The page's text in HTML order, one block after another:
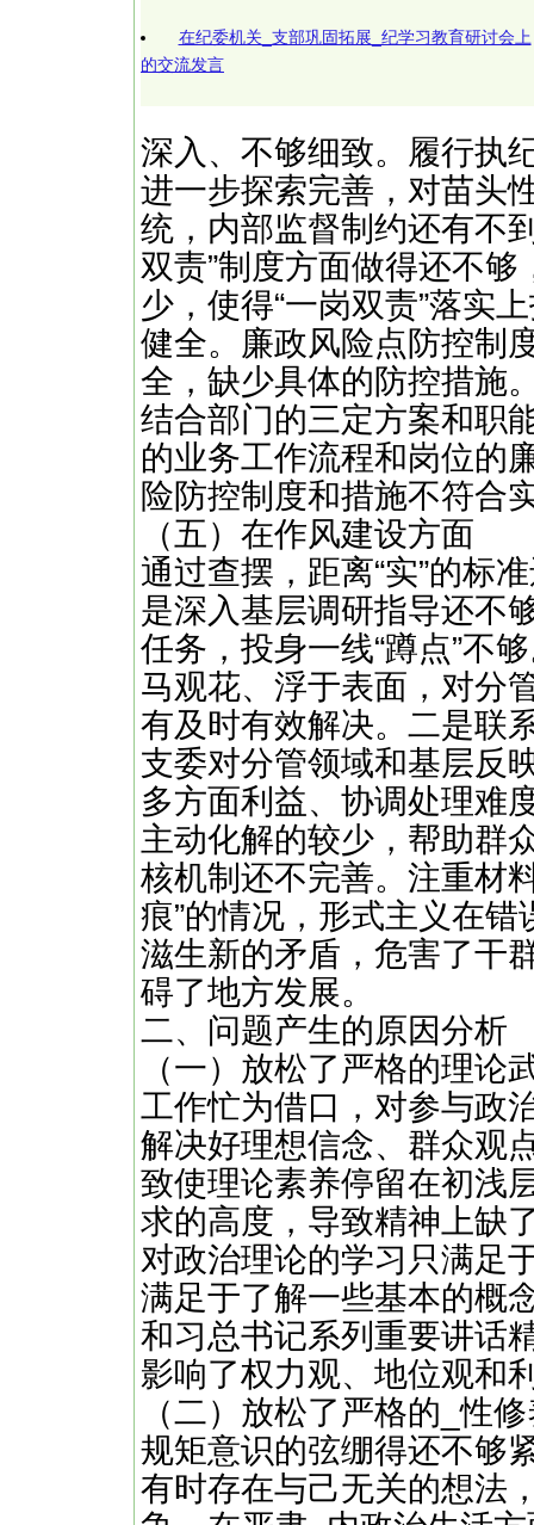
在纪委机关_支部巩固拓展_纪学习教育研讨会上
的交流发言
深入、不够细致。履行执
进一步探索完善，对苗头
统，内部监督制约还有不
双责”制度方面做得还不
少，使得“一岗双责”落实
健全。廉政风险点防控制
全，缺少具体的防控措施
结合部门的三定方案和职
的业务工作流程和岗位的
险防控制度和措施不符合
（五）在作风建设方面
通过查摆，距离“实”的标
是深入基层调研指导还不
任务，投身一线“蹲点”不
马观花、浮于表面，对分
有及时有效解决。二是联
支委对分管领域和基层反
多方面利益、协调处理难
主动化解的较少，帮助群
核机制还不完善。注重材
痕”的情况，形式主义在错
滋生新的矛盾，危害了干
碍了地方发展。
二、问题产生的原因分析
（一）放松了严格的理
工作忙为借口，对参与政
解决好理想信念、群众观
致使理论素养停留在初浅
求的高度，导致精神上缺
对政治理论的学习只满足
满足于了解一些基本的概
和习总书记系列重要讲话
影响了权力观、地位观和
（二）放松了严格的_性
规矩意识的弦绷得还不够
有时存在与己无关的想法